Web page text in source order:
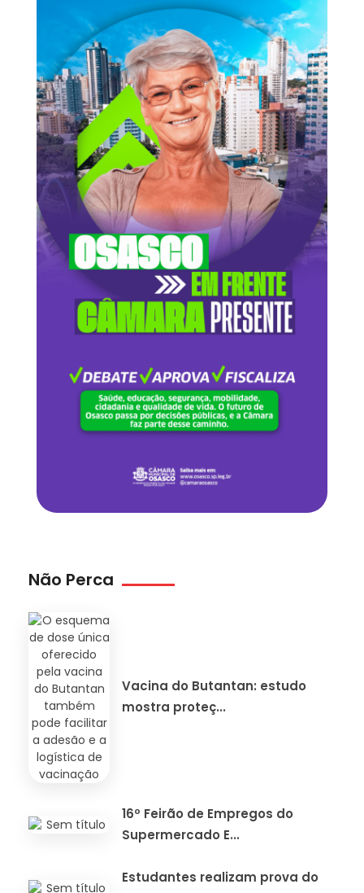
Não Perca
Vacina do Butantan: estudo
mostra proteç...
16º Feirão de Empregos do
Supermercado E...
Estudantes realizam prova do